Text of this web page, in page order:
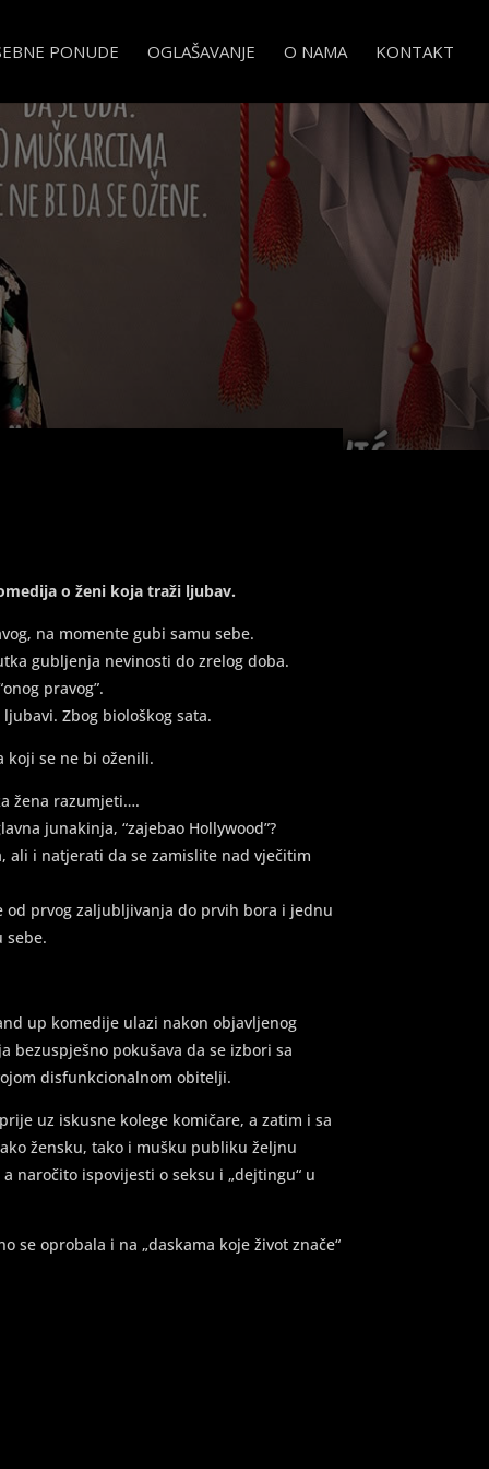
PONUDE OGLAŠAVANJE O NAMA KONTAKT
o ženi koja traži ljubav.
na momente gubi samu sebe.
gubljenja nevinosti do zrelog doba.
pravog”.
Zbog biološkog sata.
koji se ne bi oženili.
žena razumjeti….
junakinja, “zajebao Hollywood”?
ali i natjerati da se zamislite nad vječitim
prvog zaljubljivanja do prvih bora i jednu
sebe.
up komedije ulazi nakon objavljenog
bezuspješno pokušava da se izbori sa
disfunkcionalnom obitelji.
uz iskusne kolege komičare, a zatim i sa
žensku, tako i mušku publiku željnu
naročito ispovijesti o seksu i „dejtingu“ u
se oprobala i na „daskama koje život znače“